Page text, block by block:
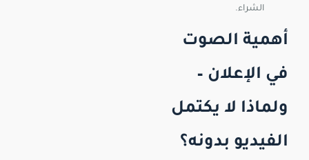
الشراء.
أهمية الصوت
في الإعلان –
ولماذا لا يكتمل
الفيديو بدونه؟